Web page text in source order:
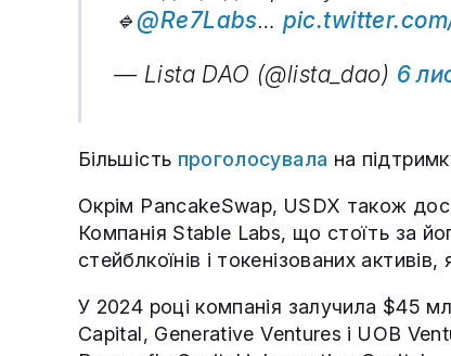
🔹@Re7Labs…
— Lista DAO (@lista_dao) 6
Більшість проголосувала на
Окрім PancakeSwap, USDX також
Компанія Stable Labs, що стоїть за
стейблкоїнів і токенізованих
У 2024 році компанія залучила $45
Capital, Generative Ventures і UOB